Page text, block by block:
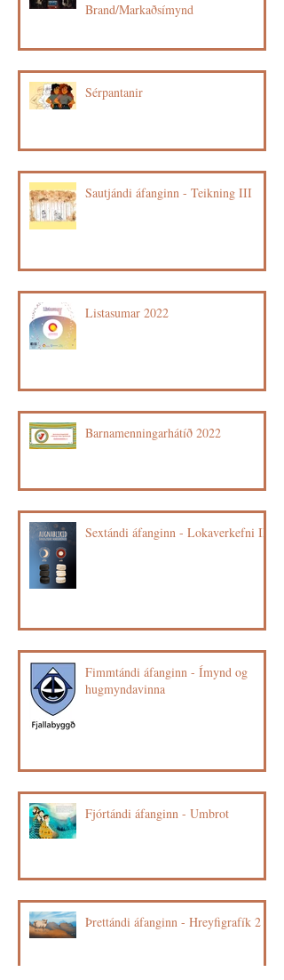
Brand/Markaðsímynd
Sérpantanir
Sautjándi áfanginn - Teikning III
Listasumar 2022
Barnamenningarhátíð 2022
Sextándi áfanginn - Lokaverkefni II
Fimmtándi áfanginn - Ímynd og
hugmyndavinna
Fjórtándi áfanginn - Umbrot
Þrettándi áfanginn - Hreyfigrafík 2